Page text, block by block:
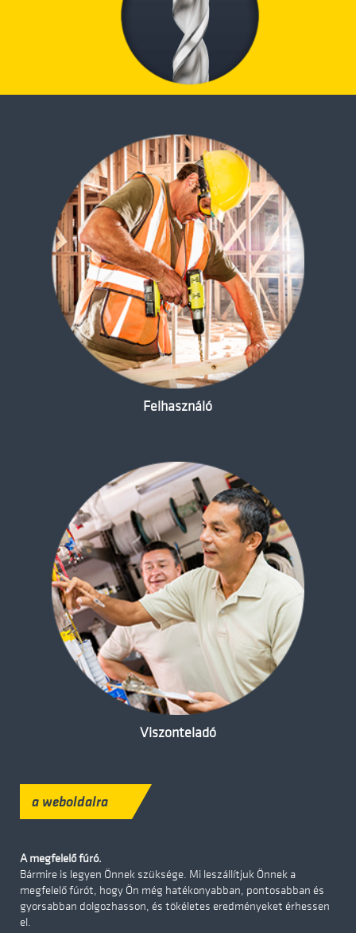
Felhasználó
Viszonteladó
a weboldalra
A megfelelő fúró.
Bármire is legyen Önnek szüksége. Mi leszállítjuk Önnek a
megfelelő fúrót, hogy Ön még hatékonyabban, pontosabban és
gyorsabban dolgozhasson, és tökéletes eredményeket érhessen
el.